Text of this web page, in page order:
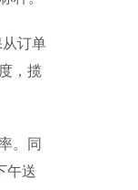
订单
，揽
。同
午送